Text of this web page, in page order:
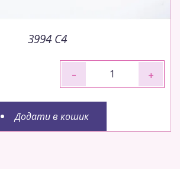
3994 C4
- +
Додати в кошик